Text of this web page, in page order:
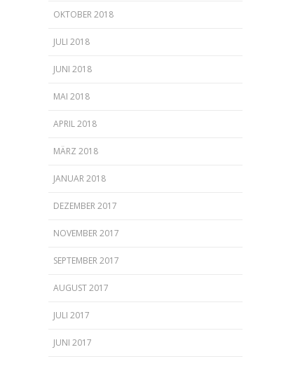
OKTOBER 2018
JULI 2018
JUNI 2018
MAI 2018
APRIL 2018
MÄRZ 2018
JANUAR 2018
DEZEMBER 2017
NOVEMBER 2017
SEPTEMBER 2017
AUGUST 2017
JULI 2017
JUNI 2017